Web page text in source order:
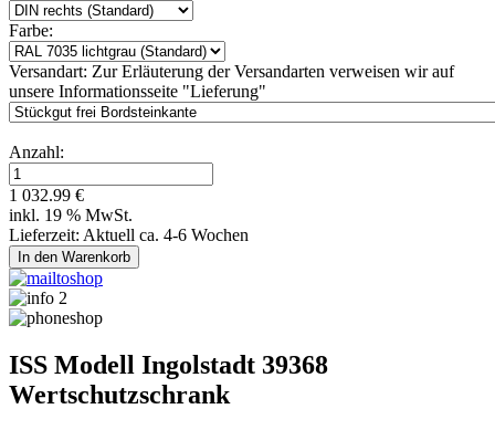
Farbe:
Versandart: Zur Erläuterung der Versandarten verweisen wir auf
unsere Informationsseite "Lieferung"
Anzahl:
1 032.99 €
inkl. 19 % MwSt.
Lieferzeit: Aktuell ca. 4-6 Wochen
ISS Modell Ingolstadt 39368
Wertschutzschrank